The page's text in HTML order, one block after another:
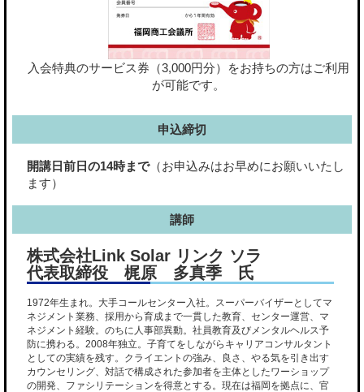
入会特典のサービス券（3,000円分）をお持ちの方はご利用
が可能です。
申込締切
開講日前日の14時まで（お申込みはお早めにお願いいたし
ます）
講師
株式会社Link Solar リンク ソラ
代表取締役 梶原 多真季 氏
1972年生まれ。大手コールセンター入社。スーパーバイザーとしてマ
ネジメント業務、採用から育成まで一貫した教育、センター運営、マ
ネジメント経験。のちに人事部異動。社員教育及びメンタルヘルス予
防に携わる。2008年独立。子育てをしながらキャリアコンサルタント
としての実績を残す。クライエントの強み、良さ、やる気を引き出す
カウンセリング、対話で構成された参加者を主体としたワーショップ
の開発、ファシリテーションを得意とする。現在は福岡を拠点に、官